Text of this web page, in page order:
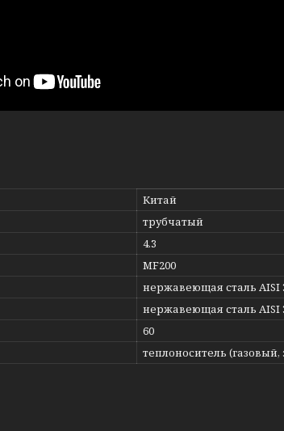
Китай
трубчатый
4.3
MF200
нержавеющая сталь AISI
нержавеющая сталь AISI
60
теплоноситель